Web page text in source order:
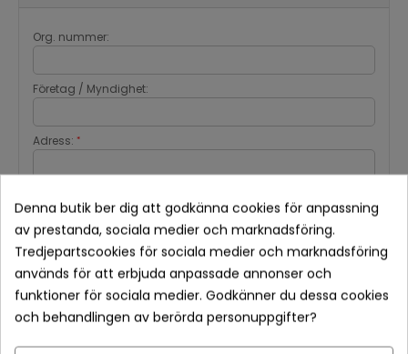
Org. nummer:
Företag / Myndighet:
Adress: *
Ort:
Mobil:*
Fält med en röd asterisk (*) måste fyllas i.
Denna butik ber dig att godkänna cookies för anpassning
av prestanda, sociala medier och marknadsföring.
Tredjepartscookies för sociala medier och marknadsföring
används för att erbjuda anpassade annonser och
funktioner för sociala medier. Godkänner du dessa cookies
och behandlingen av berörda personuppgifter?